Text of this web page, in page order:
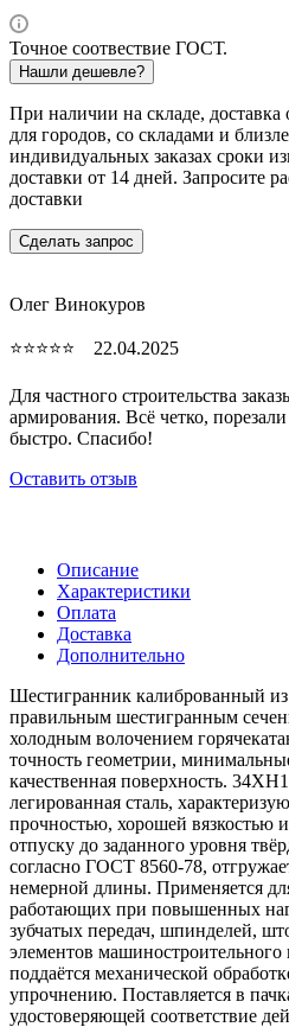
Точное соотвествие ГОСТ.
Нашли дешевле?
При наличии на складе, доставка
для городов, со складами и
индивидуальных заказах сроки
доставки от 14 дней. Запросите
доставки
Сделать запрос
Олег Винокуров
⭐⭐⭐⭐⭐ 22.04.2025
Для частного строительства
армирования. Всё четко,
быстро. Спасибо!
Оставить отзыв
Описание
Характеристики
Оплата
Доставка
Дополнительно
Шестигранник калиброванный
правильным шестигранным
холодным волочением
точность геометрии,
качественная поверхность.
легированная сталь,
прочностью, хорошей вязкостью
отпуску до заданного уровня
согласно ГОСТ 8560-78,
немерной длины. Применяется
работающих при повышенных
зубчатых передач, шпинделей,
элементов
поддаётся механической
упрочнению. Поставляется в
удостоверяющей соответствие